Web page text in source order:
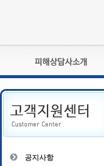
피해상담사란?
자격관리규정
상담사 자격증 확인
- 피해상담사 1급
공지사항